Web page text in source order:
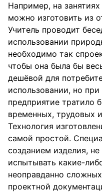
Например, на
можно изготовить из
Учитель проводит
использовании
необходимо так
чтобы она была бы
дешёвой для
использовании, но
предприятие тратило
временных, трудовых
Технология
самой простой.
созданием изделия,
испытывать какие-
неоправданно
проектной